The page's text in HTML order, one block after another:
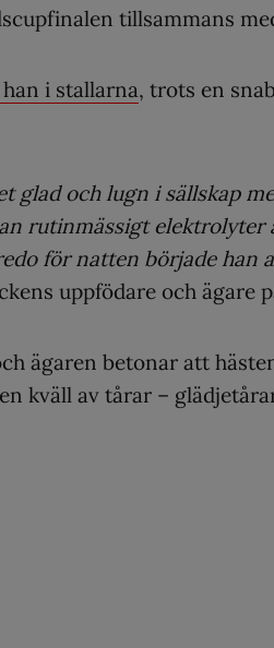
tillsammans
i stallarna, trots en
glad och lugn i sällskap
rutinmässigt
för natten började han
uppfödare och ägare
ägaren betonar att
kväll av tårar –